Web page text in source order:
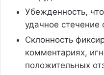
Убежденность,
удачное стечение
Склонность
комментариях,
положительных